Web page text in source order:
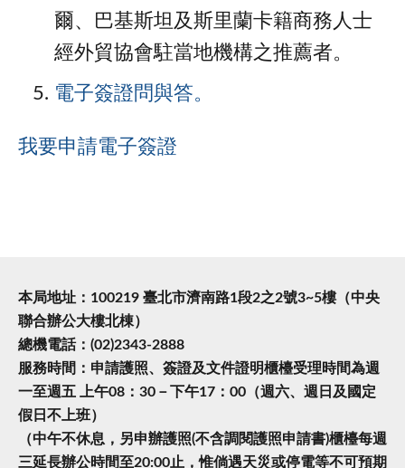
爾、巴基斯坦及斯里蘭卡籍商務人士
經外貿協會駐當地機構之推薦者。
電子簽證問與答。
我要申請電子簽證
本局地址：100219 臺北市濟南路1段2之2號3~5樓（中央
聯合辦公大樓北棟）
總機電話：(02)2343-2888
服務時間：申請護照、簽證及文件證明櫃檯受理時間為週
一至週五 上午08：30－下午17：00（週六、週日及國定
假日不上班）
（中午不休息，另申辦護照(不含調閱護照申請書)櫃檯每週
三延長辦公時間至20:00止，惟倘遇天災或停電等不可預期